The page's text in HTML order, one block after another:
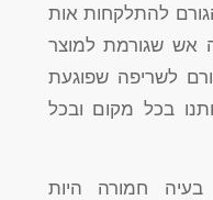
להתלקחות אות
אש שגורמת למוצר
לשריפה שפוגעת
בכל מקום ובכל
חמורה היות